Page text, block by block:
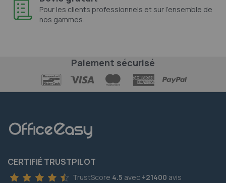
Pour les clients professionnels et sur l'ensemble de
nos gammes.
Paiement sécurisé
CERTIFIÉ TRUSTPILOT
TrustScore 4.5 avec +21400 avis